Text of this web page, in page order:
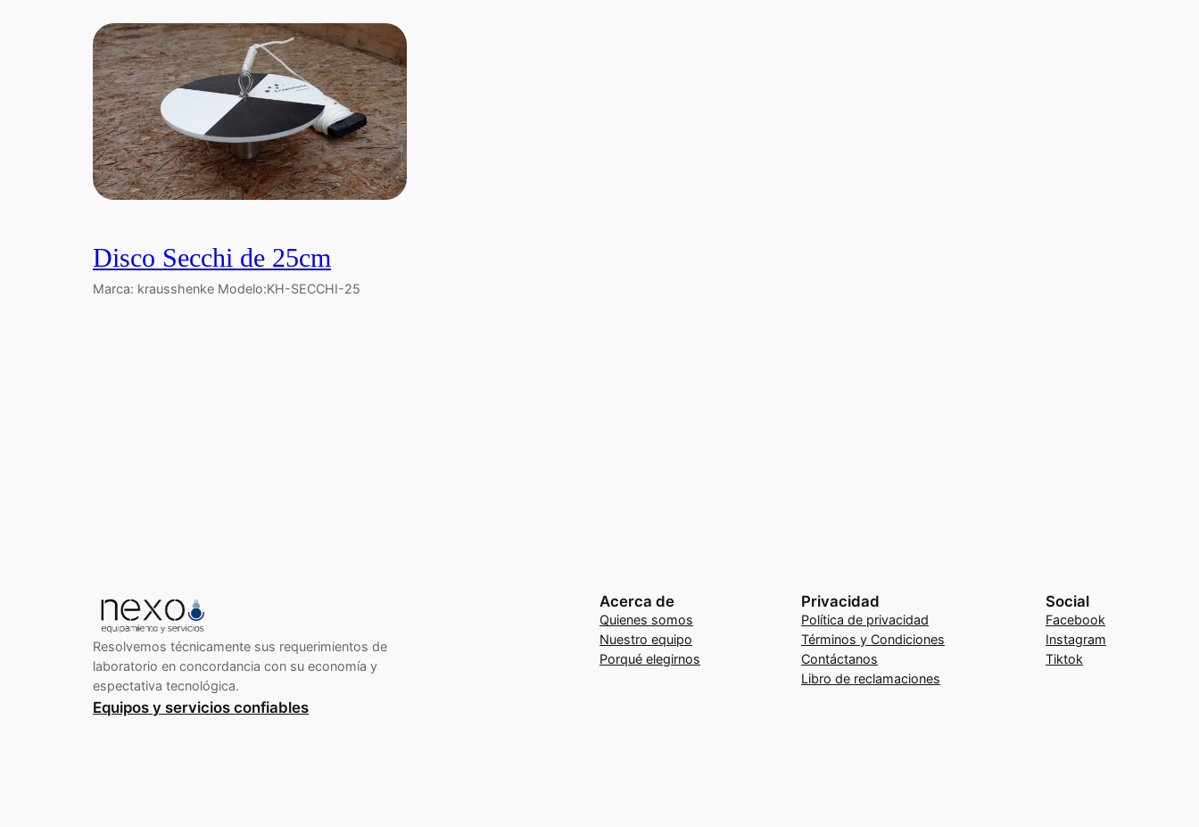
Disco Secchi de 25cm
Marca: krausshenke Modelo:KH-SECCHI-25
Resolvemos técnicamente sus requerimientos de
laboratorio en concordancia con su economía y
espectativa tecnológica.
Equipos y servicios confiables
Acerca de
Quienes somos
Nuestro equipo
Porqué elegirnos
Privacidad
Política de privacidad
Términos y Condiciones
Contáctanos
Libro de reclamaciones
Social
Facebook
Instagram
Tiktok